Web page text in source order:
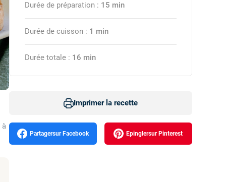
à
Durée de préparation : 15 min
Durée de cuisson : 1 min
Durée totale : 16 min
Imprimer
Partager Epingler